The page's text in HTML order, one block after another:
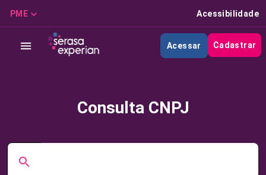
PME Acessibilidade
Acessar Cadastrar
Consulta CNPJ